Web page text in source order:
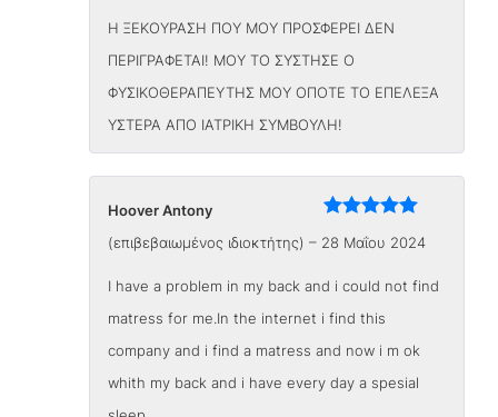
Η ΞΕΚΟΥΡΑΣΗ ΠΟΥ ΜΟΥ ΠΡΟΣΦΕΡΕΙ ΔΕΝ
ΠΕΡΙΓΡΑΦΕΤΑΙ! ΜΟΥ ΤΟ ΣΥΣΤΗΣΕ Ο
ΦΥΣΙΚΟΘΕΡΑΠΕΥΤΗΣ ΜΟΥ ΟΠΟΤΕ ΤΟ ΕΠΕΛΕΞΑ
ΥΣΤΕΡΑ ΑΠΟ ΙΑΤΡΙΚΗ ΣΥΜΒΟΥΛΗ!
με5από 5
Hoover Antony
(επιβεβαιωμένος ιδιοκτήτης) – 28 Μαΐου 2024
Ι have a problem in my back and i could not find
matress for me.In the internet i find this
company and i find a matress and now i m ok
whith my back and i have every day a spesial